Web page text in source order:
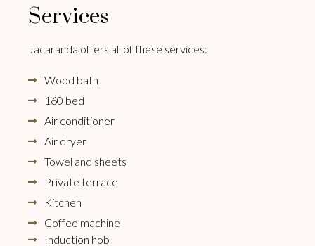
Services
Jacaranda offers all of these services:
Wood bath
160 bed
Air conditioner
Air dryer
Towel and sheets
Private terrace
Kitchen
Coffee machine
Induction hob